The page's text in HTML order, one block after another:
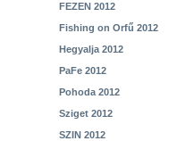
FEZEN 2012
Fishing on Orfű 2012
Hegyalja 2012
PaFe 2012
Pohoda 2012
Sziget 2012
SZIN 2012